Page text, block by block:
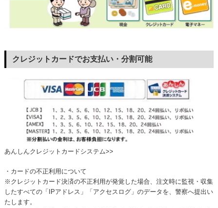
クレジットカードでお支払い・分割可能
あんしんクレジットカードシステム>>
・カードの不正利用について
※クレジットカード決済の不正利用が発覚した場合、注文時に監視・収集
したすべての「IPアドレス」「アクセスログ」のデータを、警察へ提出い
たします。